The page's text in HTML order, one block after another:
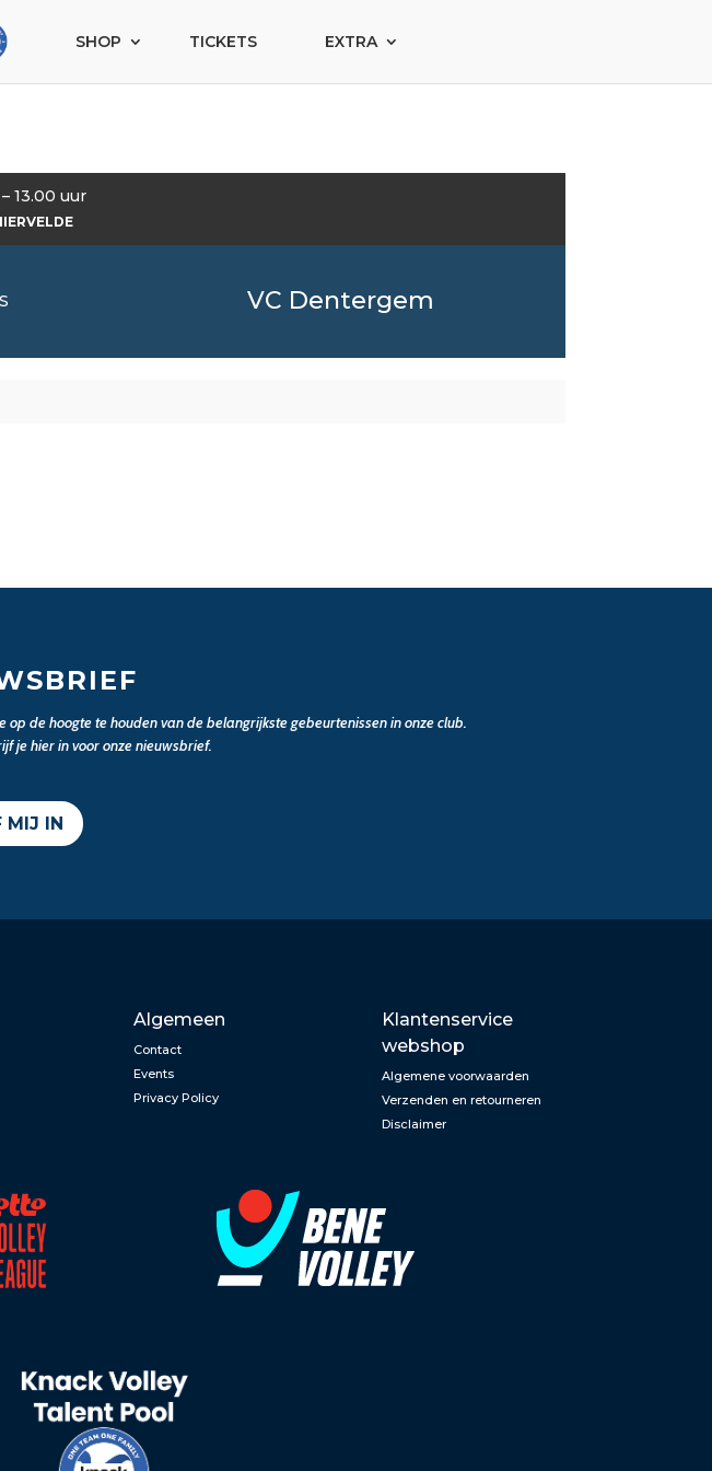
SHOP TICKETS EXTRA
13.00 uur
VC Dentergem
de hoogte te houden van de belangrijkste gebeurtenissen in onze club.
je hier in voor onze nieuwsbrief.
MIJ IN
Algemeen
Contact
Events
Privacy Policy
Klantenservice
webshop
Algemene voorwaarden
Verzenden en retourneren
Disclaimer